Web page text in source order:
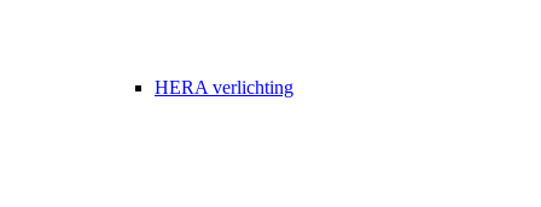
HERA verlichting